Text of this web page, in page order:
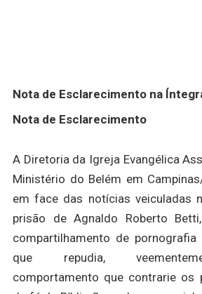
Nota de Esclarecimento na
Nota de Esclarecimento
A Diretoria da Igreja Evangélica
Ministério do Belém em
em face das notícias veiculadas
prisão de Agnaldo Roberto
compartilhamento de pornografia
que repudia,
comportamento que contrarie os